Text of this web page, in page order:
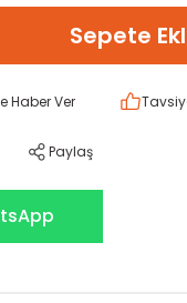
Sepete
Haber Ver
Paylaş